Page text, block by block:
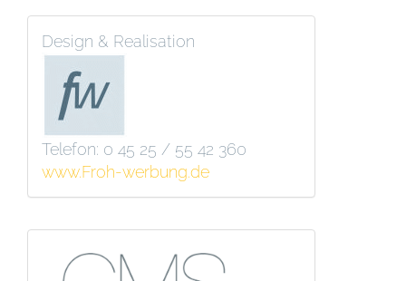
Design & Realisation
Telefon: 0 45 25 / 55 42 360
www.Froh-werbung.de